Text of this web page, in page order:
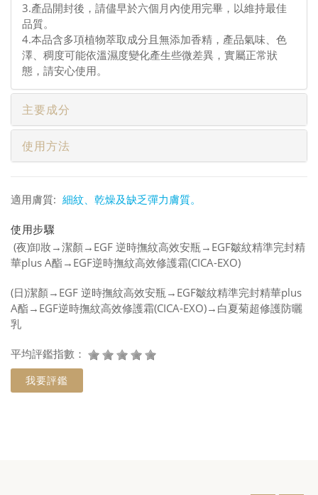
3.產品開封後，請儘早於六個月內使用完畢，以維持最佳
品質。
4.本品含多項植物萃取成分且無添加香精，產品氣味、色
澤、稠度可能依溫濕度變化產生些微差異，實屬正常狀
態，請安心使用。
主要成分
使用方法
適用膚質: 細紋、乾燥及缺乏彈力膚質。
使用步驟
(夜)卸妝→潔顏→EGF 逆時撫紋高效安瓶→EGF皺紋精準完封精
華plus A酯→EGF逆時撫紋高效修護霜(CICA-EXO)
(日)潔顏→EGF 逆時撫紋高效安瓶→EGF皺紋精準完封精華plus
A酯→EGF逆時撫紋高效修護霜(CICA-EXO)→白夏菊超修護防曬
乳
平均評鑑指數：
我要評鑑